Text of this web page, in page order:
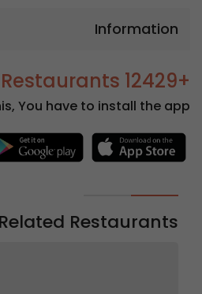
Information
+12429 Restaurants
You have to install the app.
Related Restaurants